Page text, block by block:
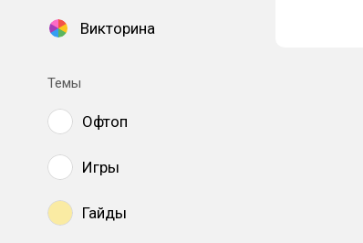
Викторина
Темы
Офтоп
Игры
Гайды